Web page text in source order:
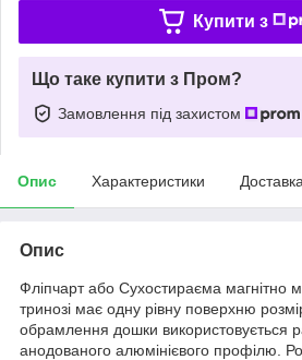
Купити з
Що таке купити з Пром?
Замовлення під захистом
Опис Характеристики Доставка
Опис
Фліпчарт або Сухостираєма магнітно
тринозі має одну рівну поверхню
обрамлення дошки використовується
анодованого алюмінієвого профілю.